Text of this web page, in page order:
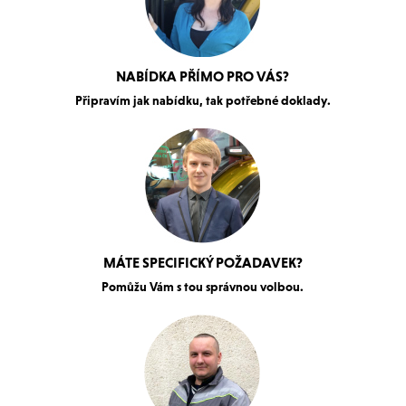
NABÍDKA PŘÍMO PRO VÁS?
Připravím jak nabídku, tak potřebné doklady.
MÁTE SPECIFICKÝ POŽADAVEK?
Pomůžu Vám s tou správnou volbou.